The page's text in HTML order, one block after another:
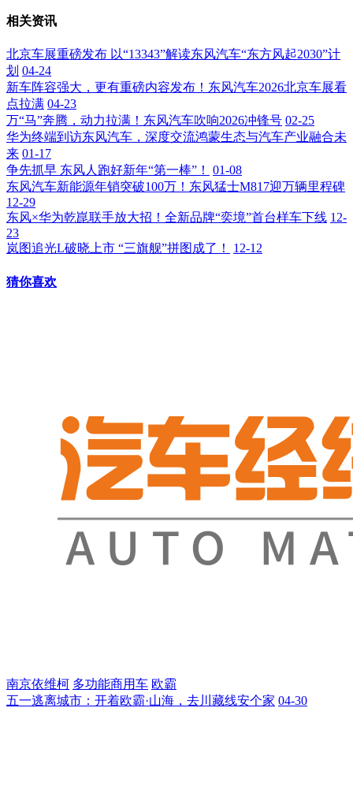
相关资讯
北京车展重磅发布 以“13343”解读东风汽车“东方风起2030”计
划 04-24
新车阵容强大，更有重磅内容发布！东风汽车2026北京车展看
点拉满 04-23
万“马”奔腾，动力拉满！东风汽车吹响2026冲锋号 02-25
华为终端到访东风汽车，深度交流鸿蒙生态与汽车产业融合未
来 01-17
争先抓早 东风人跑好新年“第一棒”！
01-08
东风汽车新能源年销突破100万！东风猛士M817迎万辆里程碑
12-29
东风×华为乾崑联手放大招！全新品牌“奕境”首台样车下线 12-
23
岚图追光L破晓上市 “三旗舰”拼图成了！
12-12
猜你喜欢
南京依维柯 多功能商用车 欧霸
五一逃离城市：开着欧霸·山海，去川藏线安个家 04-30